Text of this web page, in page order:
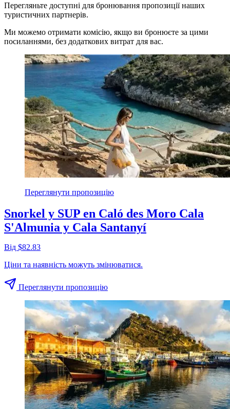
Перегляньте доступні для бронювання пропозиції наших
туристичних партнерів.
Ми можемо отримати комісію, якщо ви бронюєте за цими
посиланнями, без додаткових витрат для вас.
Переглянути пропозицію
Snorkel y SUP en Caló des Moro Cala
S'Almunia y Cala Santanyí
Від $82.83
Ціни та наявність можуть змінюватися.
Переглянути пропозицію